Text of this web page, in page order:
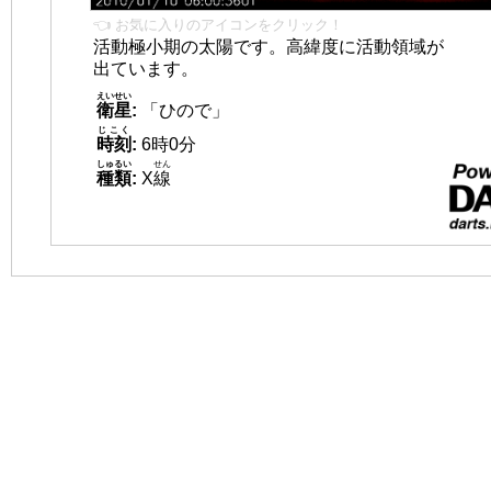
👈 お気に入りのアイコンをクリック！
活動極小期の太陽です。高緯度に活動領域が
出ています。
衛星
えいせい
:
「ひので」
時刻
じこく
: 6時0分
種類
しゅるい
: X線
せん